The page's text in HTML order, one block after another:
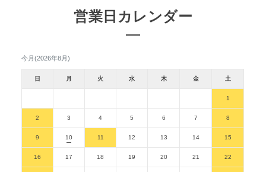
営業日カレンダー
今月(2026年8月)
日 月 火 水 木 金 土
1
2 3 4 5 6 7 8
9 10 11 12 13 14 15
16 17 18 19 20 21 22